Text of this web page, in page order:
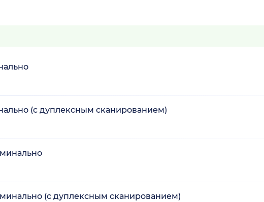
(с дуплексным сканированием)
(с дуплексным сканированием)